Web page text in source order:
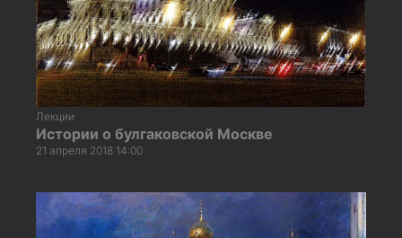
Лекции
Истории о булгаковской Москве
21 апреля 2018 14:00